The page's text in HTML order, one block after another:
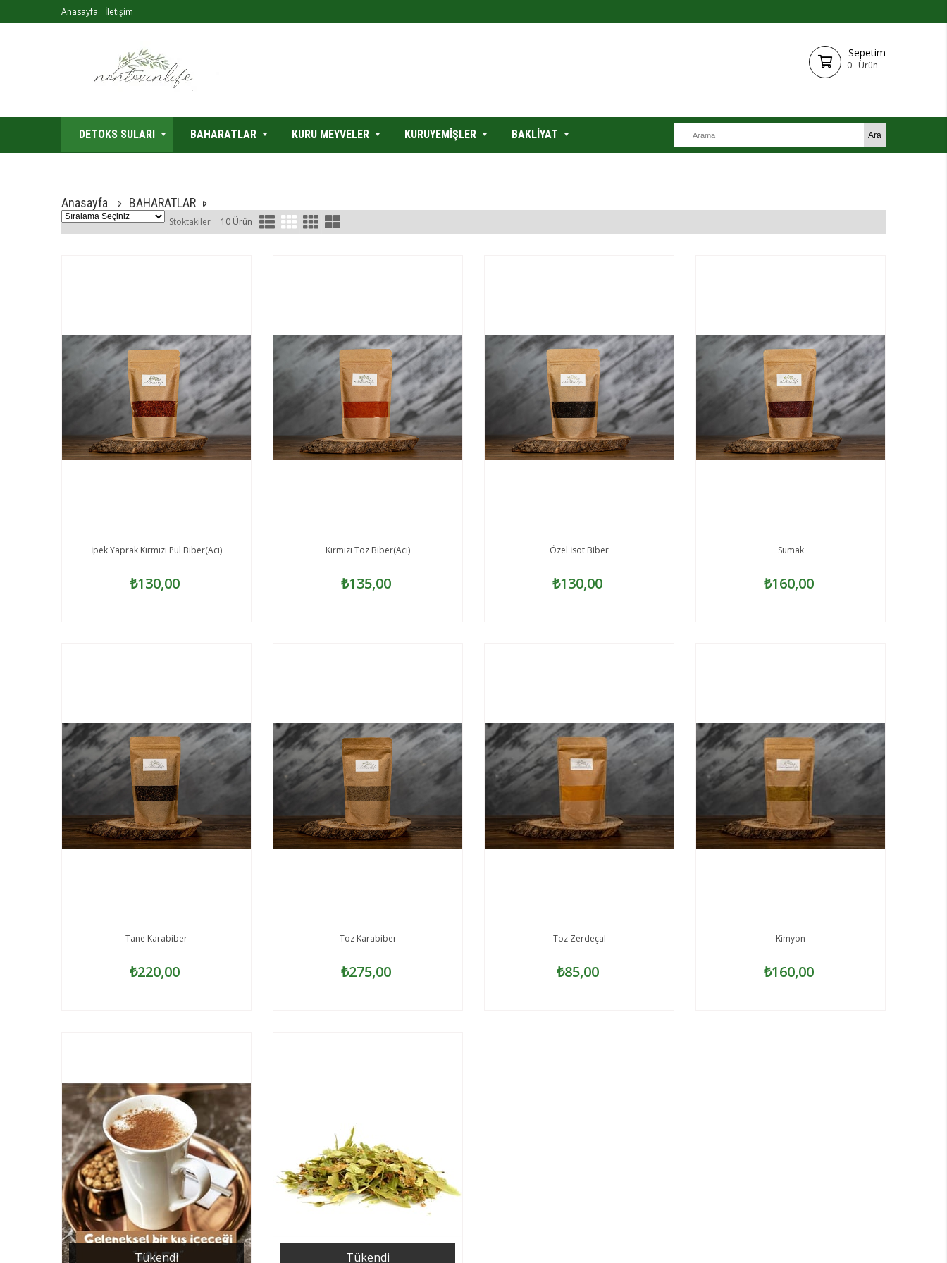
Anasayfa İletişim
Sepetim
0 Ürün
DETOKS SULARI BAHARATLAR KURU MEYVELER KURUYEMİŞLER BAKLİYAT
Anasayfa BAHARATLAR
Stoktakiler 10 Ürün
İpek Yaprak Kırmızı Pul Biber(Acı)
₺130,00
Kırmızı Toz Biber(Acı)
₺135,00
Özel İsot Biber
₺130,00
Sumak
₺160,00
Tane Karabiber
₺220,00
Toz Karabiber
₺275,00
Toz Zerdeçal
₺85,00
Kimyon
₺160,00
Tükendi Tükendi